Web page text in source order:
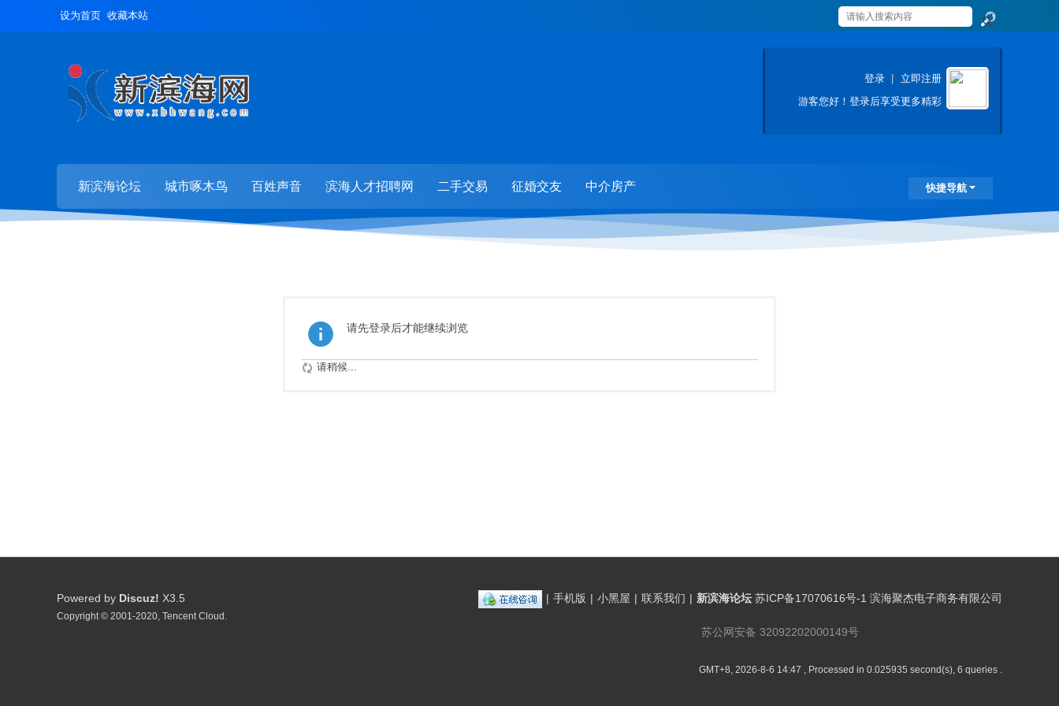
设为首页 收藏本站
索
登录
立即注册
游客您好！登录后享受更多精彩
快捷导航
新滨海论坛 城市啄木鸟 百姓声音 滨海人才招聘网 二手交易 征婚交友 中介房产
请先登录后才能继续浏览
请稍候...
| 手机版 | 小黑屋 | 联系我们 | 新滨海论坛 苏ICP备17070616号-1 滨海聚杰电子商务有限公司
苏公网安备 32092202000149号
GMT+8, 2026-8-6 14:47 , Processed in 0.025935 second(s), 6 queries .
Powered by Discuz! X3.5
Copyright © 2001-2020, Tencent Cloud.